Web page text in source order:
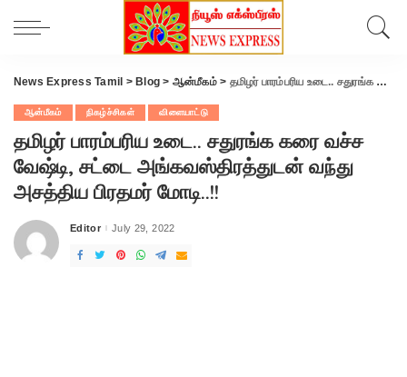
News Express Tamil > Blog > ஆன்மீகம்> தமிழர் பாரம்பரிய உடை.. சதுரங்க கரை வச்ச வேஷ்டி, சட்டை அங்கவஸ்திரத்துடன் வந்து அசத்திய பிரதமர் மோடி..!!
ஆன்மீகம் நிகழ்ச்சிகள் விளையாட்டு
தமிழர் பாரம்பரிய உடை.. சதுரங்க கரை வச்ச
வேஷ்டி, சட்டை அங்கவஸ்திரத்துடன் வந்து
அசத்திய பிரதமர் மோடி..!!
Posted
Editor July 29, 2022